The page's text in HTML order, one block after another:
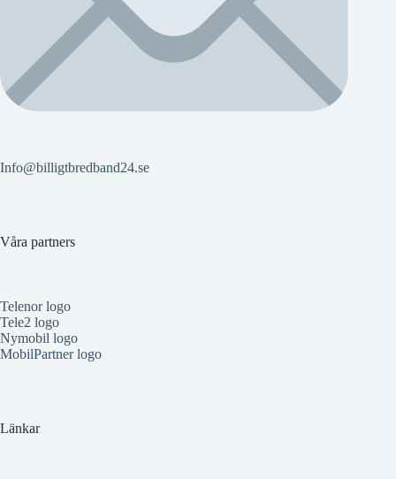
Info@billigtbredband24.se
Våra partners
Telenor logo
Tele2 logo
Nymobil logo
MobilPartner logo
Länkar